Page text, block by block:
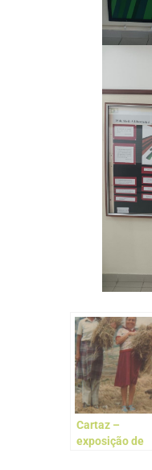
Cartaz –
exposição de